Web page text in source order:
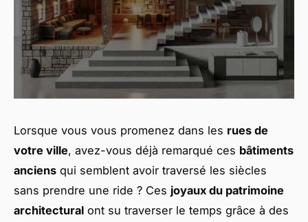
Lorsque vous vous promenez dans les rues de
votre ville, avez-vous déjà remarqué ces bâtiments
anciens qui semblent avoir traversé les siècles
sans prendre une ride ? Ces joyaux du patrimoine
architectural ont su traverser le temps grâce à des